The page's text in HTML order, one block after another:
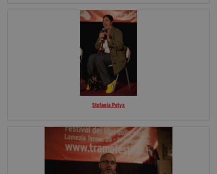
Stefania Petyx